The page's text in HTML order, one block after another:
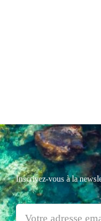
Inscrivez-vous à la